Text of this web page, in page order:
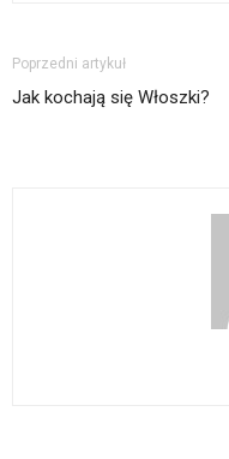
Poprzedni artykuł
Jak kochają się Włoszki?